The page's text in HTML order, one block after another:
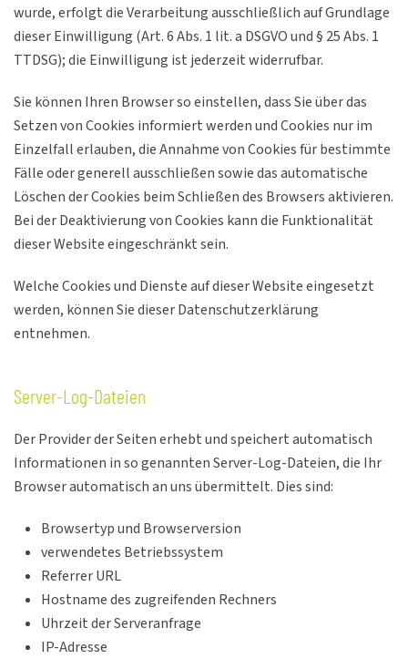
wurde, erfolgt die Verarbeitung ausschließlich auf Grundlage
dieser Einwilligung (Art. 6 Abs. 1 lit. a DSGVO und § 25 Abs. 1
TTDSG); die Einwilligung ist jederzeit widerrufbar.
Sie können Ihren Browser so einstellen, dass Sie über das
Setzen von Cookies informiert werden und Cookies nur im
Einzelfall erlauben, die Annahme von Cookies für bestimmte
Fälle oder generell ausschließen sowie das automatische
Löschen der Cookies beim Schließen des Browsers aktivieren.
Bei der Deaktivierung von Cookies kann die Funktionalität
dieser Website eingeschränkt sein.
Welche Cookies und Dienste auf dieser Website eingesetzt
werden, können Sie dieser Datenschutzerklärung
entnehmen.
Server-Log-Dateien
Der Provider der Seiten erhebt und speichert automatisch
Informationen in so genannten Server-Log-Dateien, die Ihr
Browser automatisch an uns übermittelt. Dies sind:
Browsertyp und Browserversion
verwendetes Betriebssystem
Referrer URL
Hostname des zugreifenden Rechners
Uhrzeit der Serveranfrage
IP-Adresse